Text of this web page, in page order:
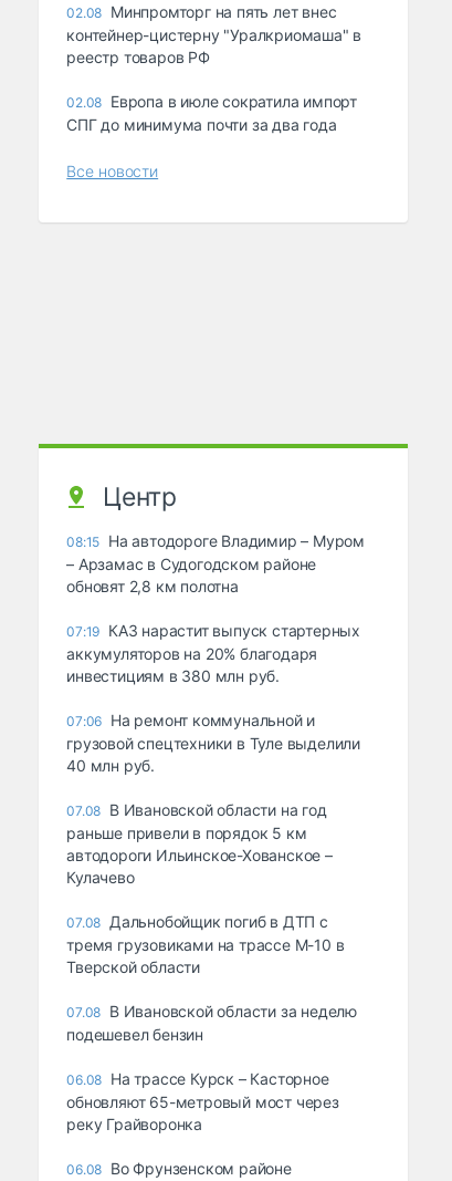
02.08 Минпромторг на пять лет внес
контейнер-цистерну "Уралкриомаша" в
реестр товаров РФ
02.08 Европа в июле сократила импорт
СПГ до минимума почти за два года
Все новости
Центр
08:15 На автодороге Владимир – Муром
– Арзамас в Судогодском районе
обновят 2,8 км полотна
07:19 КАЗ нарастит выпуск стартерных
аккумуляторов на 20% благодаря
инвестициям в 380 млн руб.
07:06 На ремонт коммунальной и
грузовой спецтехники в Туле выделили
40 млн руб.
07.08 В Ивановской области на год
раньше привели в порядок 5 км
автодороги Ильинское-Хованское –
Кулачево
07.08 Дальнобойщик погиб в ДТП с
тремя грузовиками на трассе М-10 в
Тверской области
07.08 В Ивановской области за неделю
подешевел бензин
06.08 На трассе Курск – Касторное
обновляют 65-метровый мост через
реку Грайворонка
06.08 Во Фрунзенском районе